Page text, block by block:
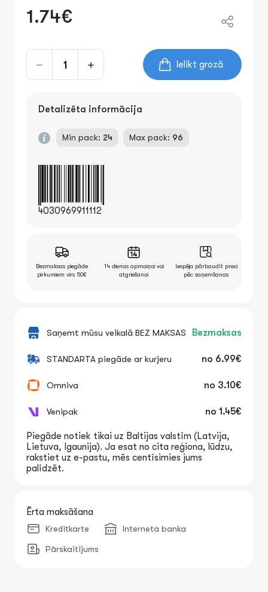
1.74€
Ielikt grozā
Detalizēta informācija
Min pack: 24 Max pack: 96
4030969911112
Bezmaksas piegāde
pirkumiem virs 50€
14 dienas apmaiņai vai
atgriešanai
Iespēja pārbaudīt preci
pēc saņemšanas
Saņemt mūsu veikalā BEZ MAKSAS Bezmaksas
STANDARTA piegāde ar kurjeru no 6.99€
Omniva no 3.10€
Venipak no 1.45€
Piegāde notiek tikai uz Baltijas valstīm (Latvija,
Lietuva, Igaunija). Ja esat no cita reģiona, lūdzu,
rakstiet uz e-pastu, mēs centīsimies jums
palīdzēt.
Ērta maksāšana
Kredītkarte Interneta banka
Pārskaitījums